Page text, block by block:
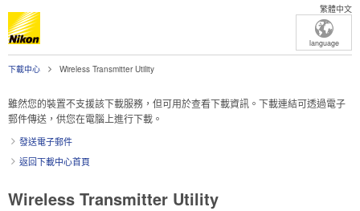
繁體中文
language
下載中心 Wireless Transmitter Utility
雖然您的裝置不支援該下載服務，但可用於查看下載資訊。下載連結可透過電子
郵件傳送，供您在電腦上進行下載。
發送電子郵件
返回下載中心首頁
Wireless Transmitter Utility